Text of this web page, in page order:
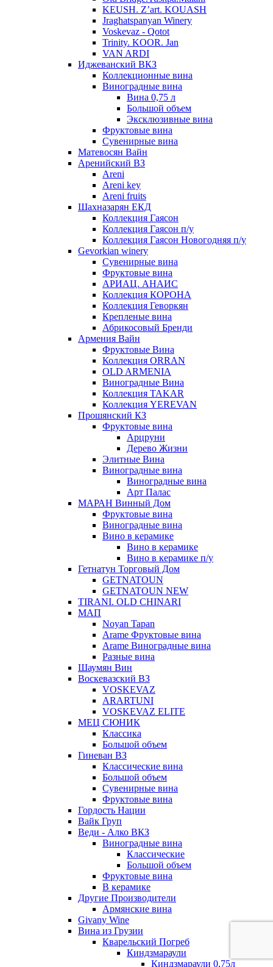
KEUSH. Z’art. KOUASH
Jraghatspanyan Winery
Voskevaz - Qotot
Trinity. KOOR. Jan
VAN ARDI
Иджеванский ВКЗ
Коллекционные вина
Виноградные вина
Вина 0,75 л
Большой объем
Эксклюзивные вина
Фруктовые вина
Cувенирные вина
Матевосян Вайн
Аренийский ВЗ
Areni
Areni key
Areni fruits
Шахназарян ЕКД
Коллекция Гаясон
Коллекция Гаясон п/у
Коллекция Гаясон Новогодняя п/у
Gevorkian winery
Сувенирные вина
Фруктовые вина
АРИАЦ. АНАИС
Коллекция КОРОНА
Коллекция Геворкян
Крепленые вина
Абрикосовый Бренди
Армения Вайн
Фруктовые Вина
Коллекция ORRAN
OLD ARMENIA
Виноградные Вина
Коллекция TAKAR
Коллекция YEREVAN
Прошянский КЗ
Фруктовые вина
Арцруни
Дерево Жизни
Элитные Вина
Виноградные вина
Виноградные вина
Арт Палас
МАРАН Винный Дом
Фруктовые вина
Виноградные вина
Вино в керамике
Вино в керамике
Вино в керамике п/у
Гетнатун Торговый Дом
GETNATOUN
GETNATOUN NEW
TIRANI. OLD CHINARI
МАП
Noyan Tapan
Arame Фруктовые вина
Arame Виноградные вина
Разные вина
Шаумян Вин
Воскевазский ВЗ
VOSKEVAZ
ARARTUNI
VOSKEVAZ ELITE
МЕЦ СЮНИК
Классика
Большой объем
Гиневан ВЗ
Классические вина
Большой объем
Сувенирные вина
Фруктовые вина
Гордость Нации
Вайк Груп
Веди - Алко ВКЗ
Виноградные вина
Классические
Большой объем
Фруктовые вина
В керамике
Другие Производители
Армянские вина
Givany Wine
Вина из Грузии
Кварельский Погреб
Киндзмараули
Киндзмараули 0,75л